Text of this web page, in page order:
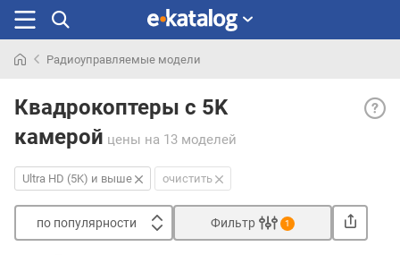
раньше
Радиоуправляемые модели
Квадрокоптеры с 5K
камерой цены на 13 моделей
Ultra
HD
Ultra HD (5K) и выше очистить
по популярности Фильтр 1